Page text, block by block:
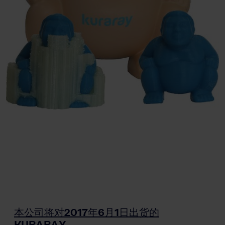
本公司将对2017年6月1日出货的